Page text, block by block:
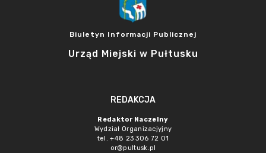
Biuletyn Informacji Publicznej
Urząd Miejski w Pułtusku
REDAKCJA
Redaktor Naczelny
Wydział Organizacjyjny
tel. +48 23 306 72 01
or@pultusk.pl